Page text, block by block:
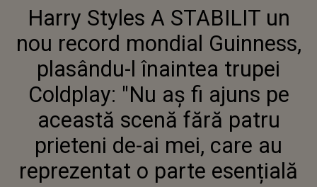
RECORD MONDIAL GUINNESS, PLASÂNDU-
L ÎNAINTEA TRUPEI COLDPLAY: "NU AȘ FI
AJUNS PE ACEASTĂ SCENĂ FĂRĂ PATRU
PRIETENI DE-AI MEI, CARE AU
REPREZENTAT O PARTE ESENȚIALĂ A
ACESTEI CĂLĂTORII. VREAU SĂ LE
MULȚUMESC LUI..."
Harry Styles A STABILIT un
nou record mondial Guinness,
plasându-l înaintea trupei
Coldplay: "Nu aș fi ajuns pe
această scenă fără patru
prieteni de-ai mei, care au
reprezentat o parte esențială